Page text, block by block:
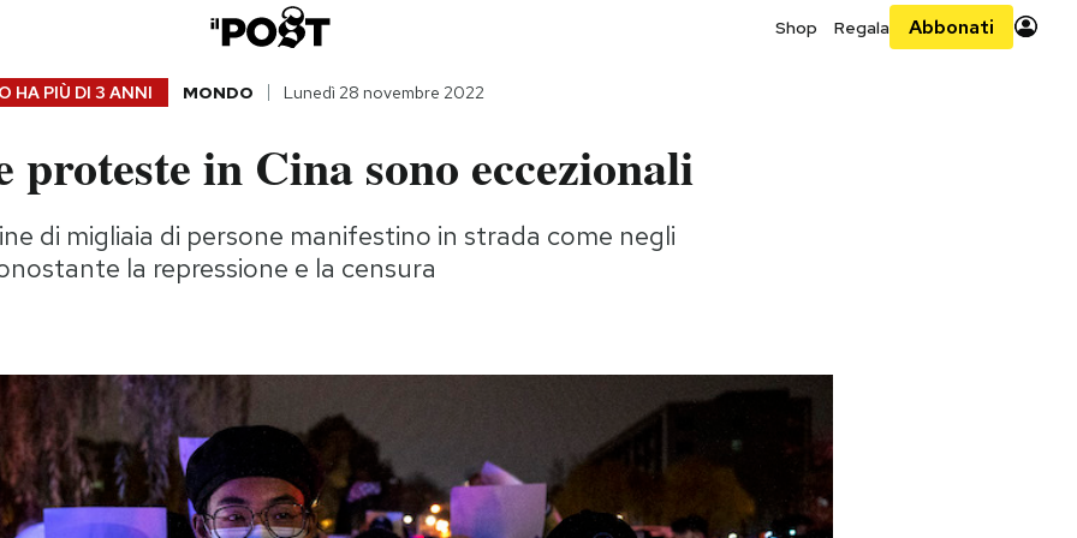
Shop Regala Abbonati
HA PIÙ DI 3 ANNI MONDO Lunedì 28 novembre 2022
proteste in Cina sono eccezionali
di migliaia di persone manifestino in strada come negli
la repressione e la censura